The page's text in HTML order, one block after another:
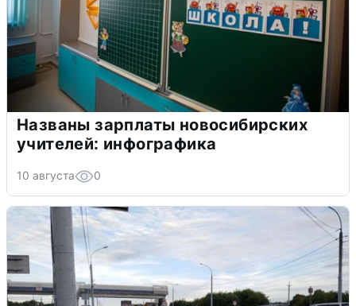
Названы зарплаты новосибирских
учителей: инфографика
10 августа 0